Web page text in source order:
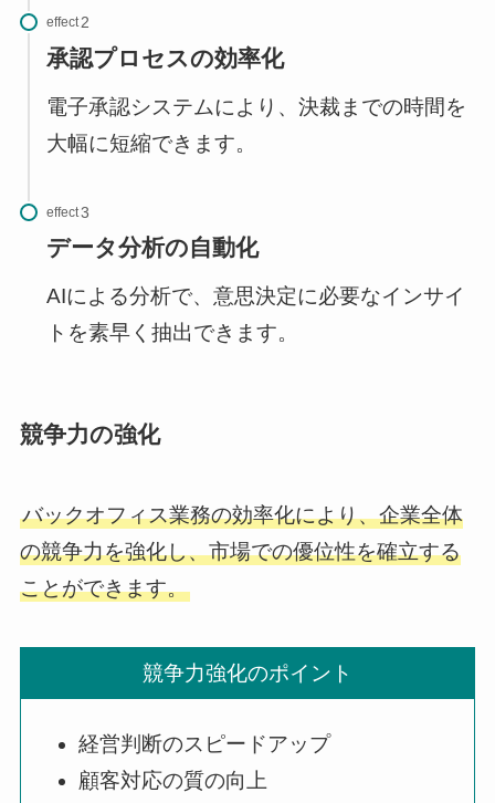
effect
承認プロセスの効率化
電子承認システムにより、決裁までの時間を
大幅に短縮できます。
effect
データ分析の自動化
AIによる分析で、意思決定に必要なインサイ
トを素早く抽出できます。
競争力の強化
バックオフィス業務の効率化により、企業全体
の競争力を強化し、市場での優位性を確立する
ことができます。
競争力強化のポイント
経営判断のスピードアップ
顧客対応の質の向上